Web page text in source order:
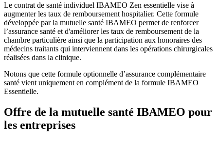
Le contrat de santé individuel IBAMEO Zen essentielle vise à
augmenter les taux de remboursement hospitalier. Cette formule
développée par la mutuelle santé IBAMEO permet de renforcer
l’assurance santé et d'améliorer les taux de remboursement de la
chambre particulière ainsi que la participation aux honoraires des
médecins traitants qui interviennent dans les opérations chirurgicales
réalisées dans la clinique.
Notons que cette formule optionnelle d’assurance complémentaire
santé vient uniquement en complément de la formule IBAMEO
Essentielle.
Offre de la mutuelle santé IBAMEO pour
les entreprises